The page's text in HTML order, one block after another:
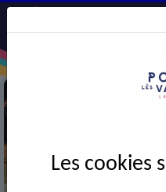
Les cookies